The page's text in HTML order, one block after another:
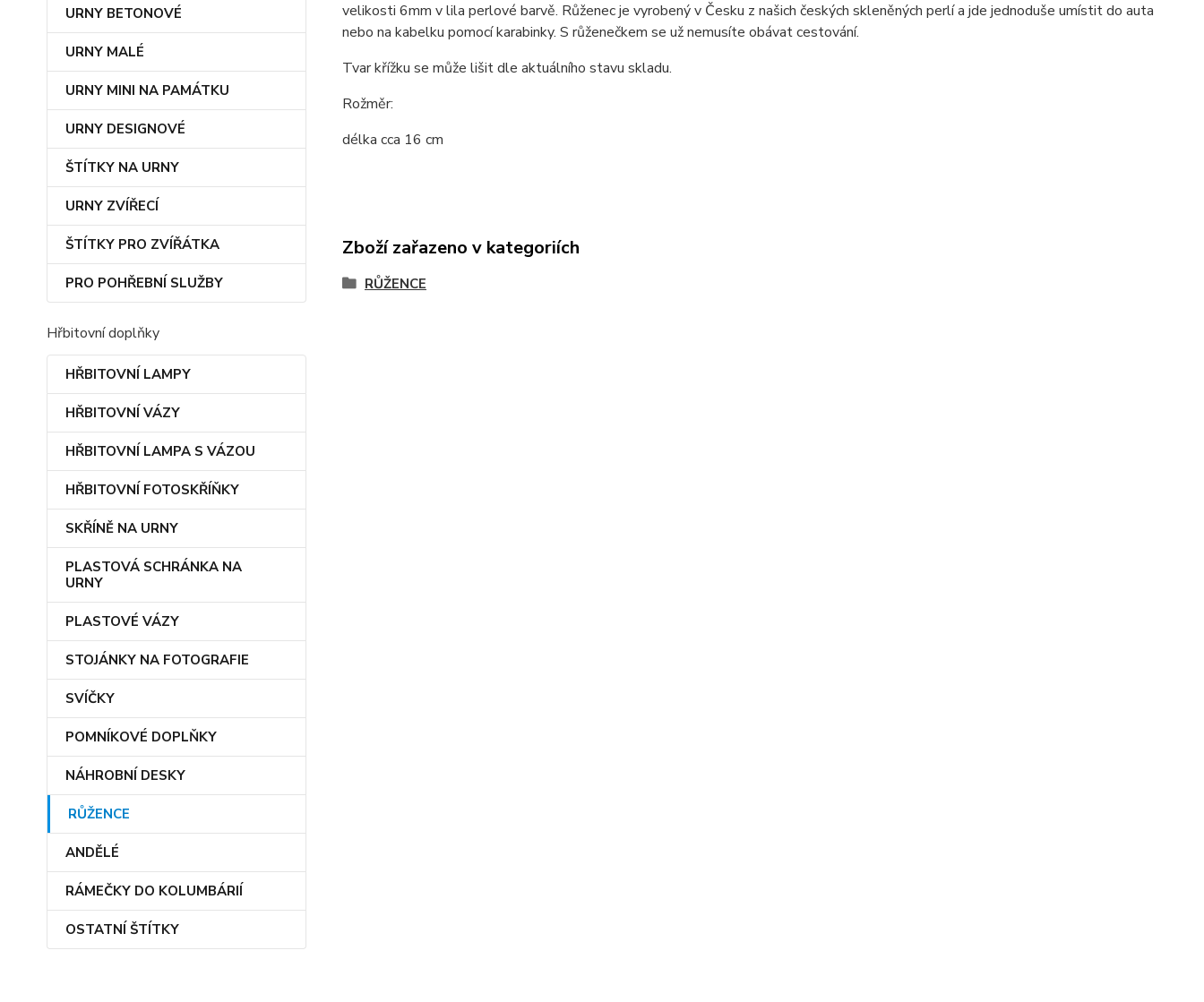
URNY BETONOVÉ
URNY MALÉ
URNY MINI NA PAMÁTKU
URNY DESIGNOVÉ
ŠTÍTKY NA URNY
URNY ZVÍŘECÍ
ŠTÍTKY PRO ZVÍŘÁTKA
PRO POHŘEBNÍ SLUŽBY
Hřbitovní doplňky
HŘBITOVNÍ LAMPY
HŘBITOVNÍ VÁZY
HŘBITOVNÍ LAMPA S VÁZOU
HŘBITOVNÍ FOTOSKŘÍŇKY
SKŘÍNĚ NA URNY
PLASTOVÁ SCHRÁNKA NA
URNY
PLASTOVÉ VÁZY
STOJÁNKY NA FOTOGRAFIE
SVÍČKY
POMNÍKOVÉ DOPLŇKY
NÁHROBNÍ DESKY
RŮŽENCE
ANDĚLÉ
RÁMEČKY DO KOLUMBÁRIÍ
OSTATNÍ ŠTÍTKY
velikosti 6mm v lila perlové barvě. Růženec je vyrobený v Česku z našich českých skleněných perlí a jde jednoduše umístit do auta
nebo na kabelku pomocí karabinky. S růženečkem se už nemusíte obávat cestování.
Tvar křížku se může lišit dle aktuálního stavu skladu.
Rožměr:
délka cca 16 cm
Zboží zařazeno v kategoriích
RŮŽENCE